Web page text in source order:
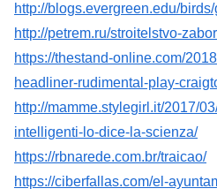
http://blogs.evergreen.edu/
http://petrem.ru/stroitelstvo-
https://thestand-online.com/
headliner-rudimental-play-
http://mamme.stylegirl.it/2017/
intelligenti-lo-dice-la-scienza/
https://rbnarede.com.br/traicao/
https://ciberfallas.com/el-